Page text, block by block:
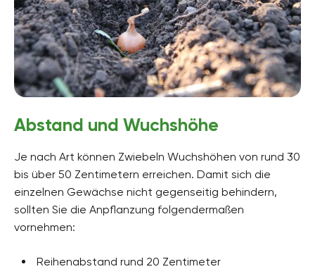
Abstand und Wuchshöhe
Je nach Art können Zwiebeln Wuchshöhen von rund 30
bis über 50 Zentimetern erreichen. Damit sich die
einzelnen Gewächse nicht gegenseitig behindern,
sollten Sie die Anpflanzung folgendermaßen
vornehmen:
Reihenabstand rund 20 Zentimeter